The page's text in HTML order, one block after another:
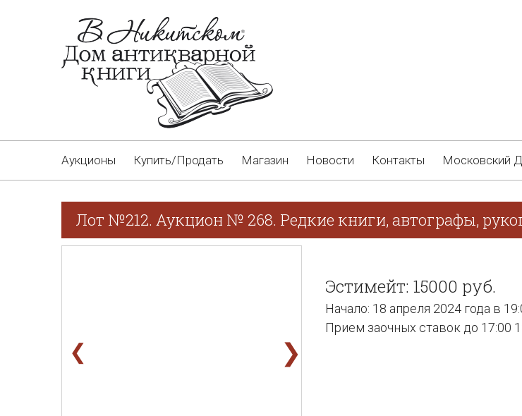
Аукционы Купить/Продать Магазин Новости Контакты Московский
Лот №212. Аукцион № 268. Редкие книги, автографы,
❮ ❯
Эстимейт: 15000 руб.
Начало: 18 апреля 2024 года в
Прием заочных ставок до 17:00